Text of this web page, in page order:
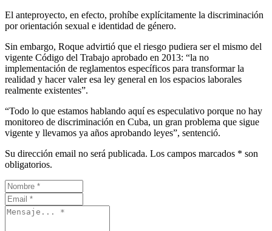
El anteproyecto, en efecto, prohíbe explícitamente la discriminación
por orientación sexual e identidad de género.
Sin embargo, Roque advirtió que el riesgo pudiera ser el mismo del
vigente Código del Trabajo aprobado en 2013: “la no
implementación de reglamentos específicos para transformar la
realidad y hacer valer esa ley general en los espacios laborales
realmente existentes”.
“Todo lo que estamos hablando aquí es especulativo porque no hay
monitoreo de discriminación en Cuba, un gran problema que sigue
vigente y llevamos ya años aprobando leyes”, sentenció.
Su dirección email no será publicada. Los campos marcados * son
obligatorios.